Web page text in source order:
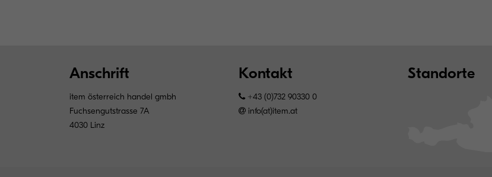
Anschrift
item österreich handel gmbh
Fuchsengutstrasse 7A
4030 Linz
Kontakt
+43 (0)732 90330 0
info(at)item.at
Standorte